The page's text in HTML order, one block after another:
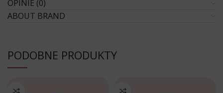
OPINIE (0)
ABOUT BRAND
PODOBNE PRODUKTY